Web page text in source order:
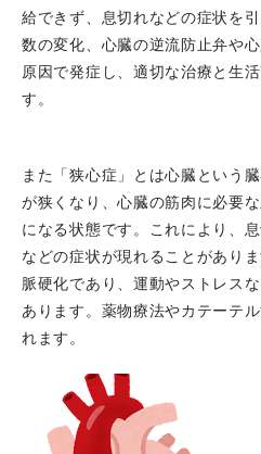
2024.01.13 伝統のある第
を、当院講堂で開催させてい
慎基医師が症例を提示しまし
2023.12.26
渡邊信寛先生
Heart Journal -Case
2023.12.25
当院の新しい試
でご紹介いただきました。
2023.12.20 今年の当科の
票を科内で行い、Best指導
師、Best研修医に富田藍子先
2023.12.19
院棟1階 メディカルモール
の吉田千晃医師がピアノ演奏
給できず、息切れなどの症状を
数の変化、心臓の逆流防止弁や
原因で発症し、適切な治療と生
す。
また「狭心症」とは心臓という
が狭くなり、心臓の筋肉に必要
になる状態です。これにより、
などの症状が現れることがあり
脈硬化であり、運動やストレス
あります。薬物療法やカテーテ
れます。